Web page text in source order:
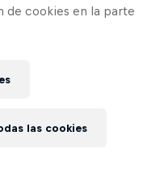
de cookies en la parte
las cookies